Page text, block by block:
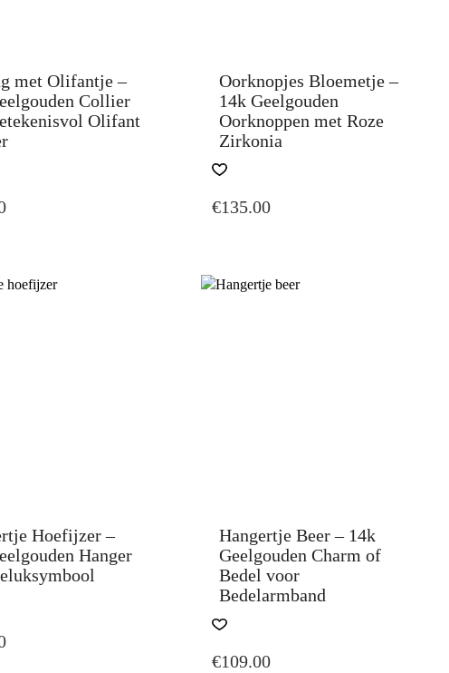
met Olifantje –
Collier
Olifant
Oorknopjes Bloemetje –
14k Geelgouden
Oorknoppen met Roze
Zirkonia
€135.00
Hoefijzer –
Hanger
Hangertje Beer – 14k
Geelgouden Charm of
Bedel voor
Bedelarmband
€109.00